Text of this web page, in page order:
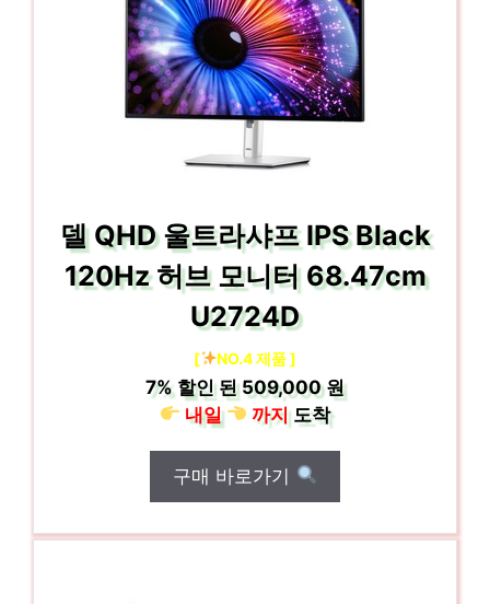
델 QHD 울트라샤프 IPS Black
120Hz 허브 모니터 68.47cm
U2724D
[ NO.4 제품 ]
7% 할인 된509,000 원
내일
까지도착
구매 바로가기